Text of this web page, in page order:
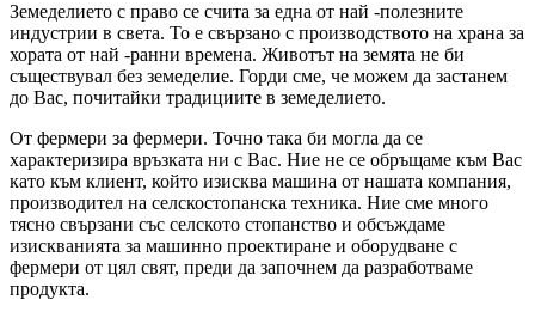
Земеделието с право се счита за една от най -полезните
индустрии в света. То е свързано с производството на храна за
хората от най -ранни времена. Животът на земята не би
съществувал без земеделие. Горди сме, че можем да застанем
до Вас, почитайки традициите в земеделието.
От фермери за фермери. Точно така би могла да се
характеризира връзката ни с Вас. Ние не се обръщаме към Вас
като към клиент, който изисква машина от нашата компания,
производител на селскостопанска техника. Ние сме много
тясно свързани със селското стопанство и обсъждаме
изискванията за машинно проектиране и оборудване с
фермери от цял свят, преди да започнем да разработваме
продукта.